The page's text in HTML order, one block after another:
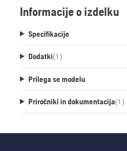
Informacije o izdelku
Specifikacije
Dodatki(1 )
Prilega se modelu
Priročniki in dokumentacija(1 )